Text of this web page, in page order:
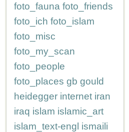
foto_fauna foto_friends
foto_ich foto_islam
foto_misc
foto_my_scan
foto_people
foto_places gb gould
heidegger internet iran
iraq islam islamic_art
islam_text-engl ismaili